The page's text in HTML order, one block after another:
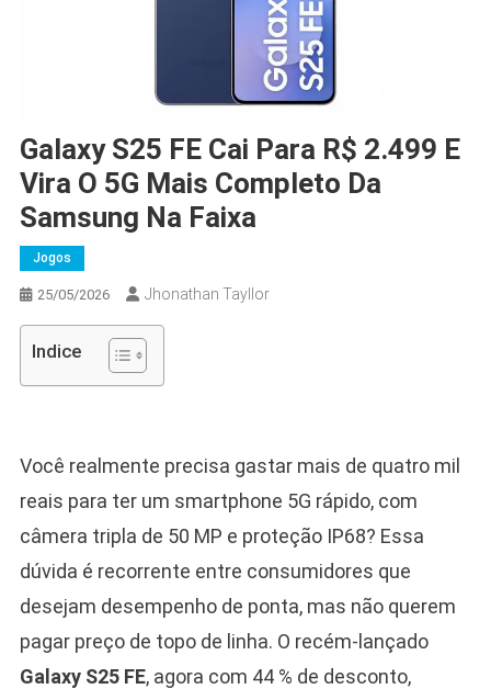
Galaxy S25 FE Cai Para R$ 2.499 E
Vira O 5G Mais Completo Da
Samsung Na Faixa
Jogos
25/05/2026 Jhonathan Tayllor
Indice
Você realmente precisa gastar mais de quatro mil
reais para ter um smartphone 5G rápido, com
câmera tripla de 50 MP e proteção IP68? Essa
dúvida é recorrente entre consumidores que
desejam desempenho de ponta, mas não querem
pagar preço de topo de linha. O recém-lançado
Galaxy S25 FE, agora com 44 % de desconto,